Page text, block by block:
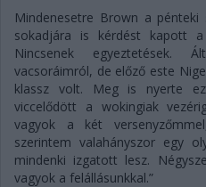
Mindenesetre Brown a
sokadjára is kérdést kapott a
Nincsenek egyeztetések.
vacsoráimról, de előző este
klassz volt. Meg is nyerte
viccelődött a wokingiak
vagyok a két
szerintem valahányszor egy
mindenki izgatott lesz.
vagyok a felállásunkkal.”